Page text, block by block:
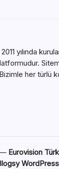
2011 yılında
Bizimle her türlü
— Eurovision